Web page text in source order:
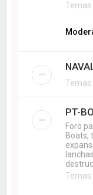
Temas:
Temas:
PT-
Foro
Boats,